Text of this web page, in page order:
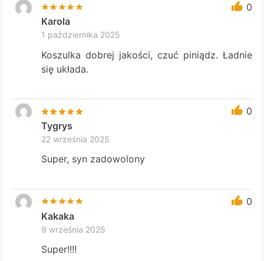
0
Karola
1 października 2025
Koszulka dobrej jakości, czuć piniądz. Ładnie
się układa.
0
Tygrys
22 września 2025
Super, syn zadowolony
0
Kakaka
9 września 2025
Super!!!!